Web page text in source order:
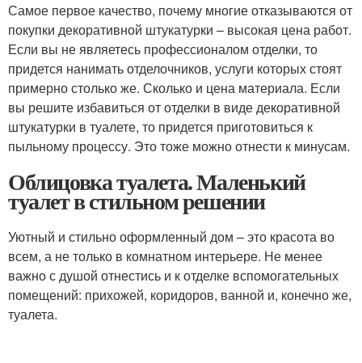
Самое первое качество, почему многие отказываются от
покупки декоративной штукатурки – высокая цена работ.
Если вы не являетесь профессионалом отделки, то
придется нанимать отделочников, услуги которых стоят
примерно столько же. Сколько и цена материала. Если
вы решите избавиться от отделки в виде декоративной
штукатурки в туалете, то придется приготовиться к
пыльному процессу. Это тоже можно отнести к минусам.
Облицовка туалета. Маленький
туалет в стильном решении
Уютный и стильно оформленный дом – это красота во
всем, а не только в комнатном интерьере. Не менее
важно с душой отнестись и к отделке вспомогательных
помещений: прихожей, коридоров, ванной и, конечно же,
туалета.